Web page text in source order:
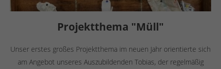
Projektthema "Müll"
Unser erstes großes Projektthema im neuen Jahr orientierte sich
am Angebot unseres Auszubildenden Tobias, der regelmäßig